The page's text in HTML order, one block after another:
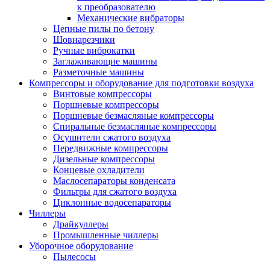
к преобразователю
Механические вибраторы
Цепные пилы по бетону
Шовнарезчики
Ручные виброкатки
Заглаживающие машины
Разметочные машины
Компрессоры и оборудование для подготовки воздуха
Винтовые компрессоры
Поршневые компрессоры
Поршневые безмасляные компрессоры
Спиральные безмасляные компрессоры
Осушители сжатого воздуха
Передвижные компрессоры
Дизельные компрессоры
Концевые охладители
Маслосепараторы конденсата
Фильтры для сжатого воздуха
Циклонные водосепараторы
Чиллеры
Драйкуллеры
Промышленные чиллеры
Уборочное оборудование
Пылесосы